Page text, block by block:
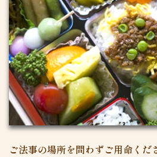
ご法事の場所を問わずご用命くだ